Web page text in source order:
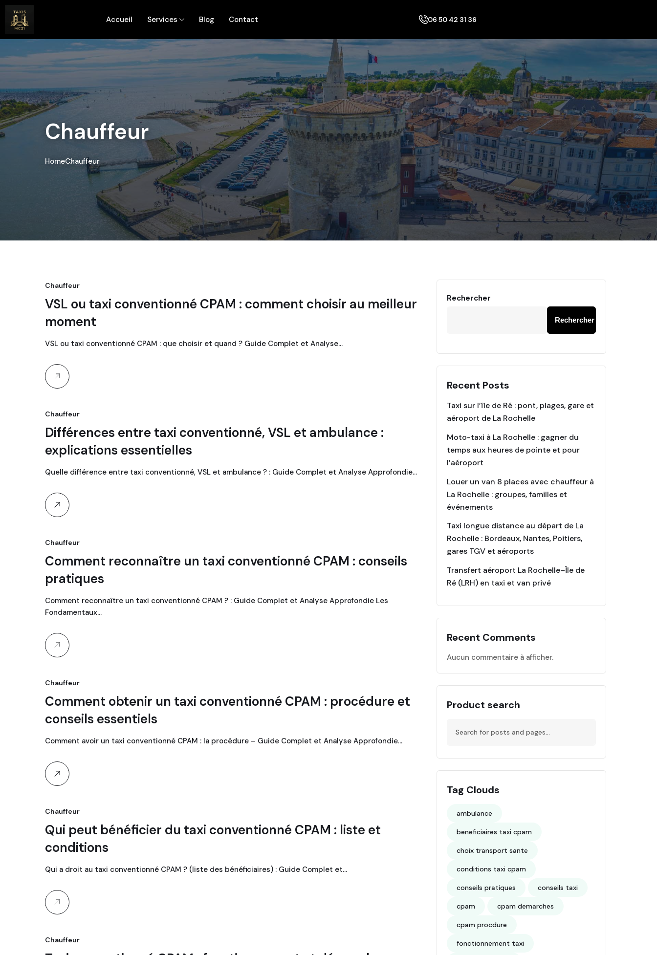
Accueil Services Blog Contact 06 50 42 31 36
Chauffeur
HomeChauffeur
Chauffeur
VSL ou taxi conventionné CPAM : comment choisir au meilleur
moment
VSL ou taxi conventionné CPAM : que choisir et quand ? Guide Complet et Analyse…
Chauffeur
Différences entre taxi conventionné, VSL et ambulance :
explications essentielles
Quelle différence entre taxi conventionné, VSL et ambulance ? : Guide Complet et Analyse Approfondie…
Chauffeur
Comment reconnaître un taxi conventionné CPAM : conseils
pratiques
Comment reconnaître un taxi conventionné CPAM ? : Guide Complet et Analyse Approfondie Les
Fondamentaux…
Chauffeur
Comment obtenir un taxi conventionné CPAM : procédure et
conseils essentiels
Comment avoir un taxi conventionné CPAM : la procédure – Guide Complet et Analyse Approfondie…
Chauffeur
Qui peut bénéficier du taxi conventionné CPAM : liste et
conditions
Qui a droit au taxi conventionné CPAM ? (liste des bénéficiaires) : Guide Complet et…
Chauffeur
Rechercher
Rechercher
Recent Posts
Taxi sur l’île de Ré : pont, plages, gare et
aéroport de La Rochelle
Moto-taxi à La Rochelle : gagner du
temps aux heures de pointe et pour
l’aéroport
Louer un van 8 places avec chauffeur à
La Rochelle : groupes, familles et
événements
Taxi longue distance au départ de La
Rochelle : Bordeaux, Nantes, Poitiers,
gares TGV et aéroports
Transfert aéroport La Rochelle–Île de
Ré (LRH) en taxi et van privé
Recent Comments
Aucun commentaire à afficher.
Product search
Tag Clouds
ambulance
beneficiaires taxi cpam
choix transport sante
conditions taxi cpam
conseils pratiques conseils taxi
cpam cpam demarches
cpam procdure
fonctionnement taxi